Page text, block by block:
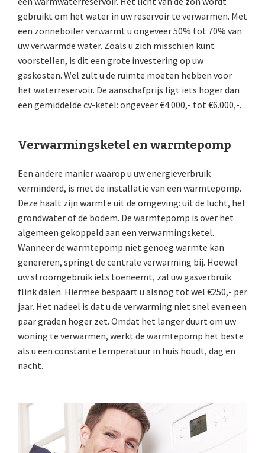
gebruikt om het water in uw reservoir te verwarmen. Met
een zonneboiler verwarmt u ongeveer 50% tot 70% van
uw verwarmde water. Zoals u zich misschien kunt
voorstellen, is dit een grote investering op uw
gaskosten. Wel zult u de ruimte moeten hebben voor
het waterreservoir. De aanschafprijs ligt iets hoger dan
een gemiddelde cv-ketel: ongeveer €4.000,- tot €6.000,-.
Verwarmingsketel en warmtepomp
Een andere manier waarop u uw energieverbruik
verminderd, is met de installatie van een warmtepomp.
Deze haalt zijn warmte uit de omgeving: uit de lucht, het
grondwater of de bodem. De warmtepomp is over het
algemeen gekoppeld aan een verwarmingsketel.
Wanneer de warmtepomp niet genoeg warmte kan
genereren, springt de centrale verwarming bij. Hoewel
uw stroomgebruik iets toeneemt, zal uw gasverbruik
flink dalen. Hiermee bespaart u alsnog tot wel €250,- per
jaar. Het nadeel is dat u de verwarming niet snel even een
paar graden hoger zet. Omdat het langer duurt om uw
woning te verwarmen, werkt de warmtepomp het beste
als u een constante temperatuur in huis houdt, dag en
nacht.